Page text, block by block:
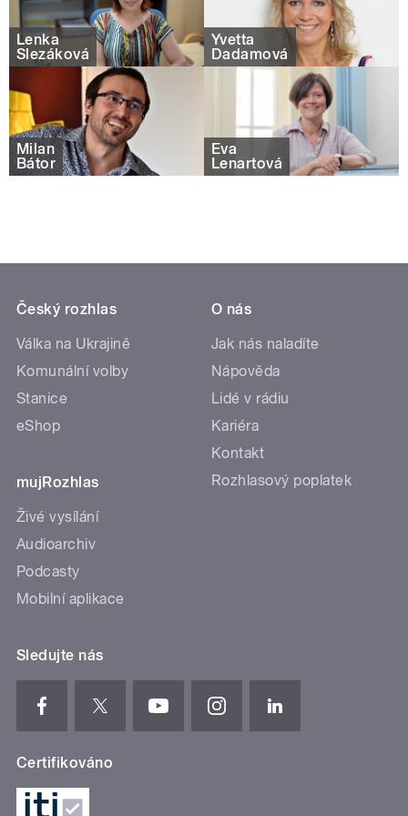
Lenka
Slezáková
Yvetta
Dadamová
Milan
Bátor
Eva
Lenartová
Český rozhlas
Válka na Ukrajině
Komunální volby
Stanice
eShop
mujRozhlas
Živé vysílání
Audioarchiv
Podcasty
Mobilní aplikace
O nás
Jak nás naladíte
Nápověda
Lidé v rádiu
Kariéra
Kontakt
Rozhlasový poplatek
Sledujte nás
Certifikováno